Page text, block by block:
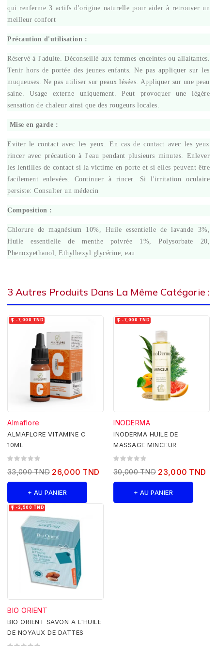
qui renferme 3 actifs d'origine naturelle pour aider à retrouver un
meilleur confort
Précaution d'utilisation :
Réservé à l'adulte. Déconseillé aux femmes enceintes ou allaitantes.
Tenir hors de portée des jeunes enfants. Ne pas appliquer sur les
muqueuses. Ne pas utiliser sur peaux lésées. Appliquer sur une peau
saine. Usage externe uniquement. Peut provoquer une légère
sensation de chaleur ainsi que des rougeurs locales.
Mise en garde :
Eviter le contact avec les yeux. En cas de contact avec les yeux
rincer avec précaution à l'eau pendant plusieurs minutes. Enlever
les lentilles de contact si la victime en porte et si elles peuvent être
facilement enlevées. Continuer à rincer. Si l'irritation oculaire
persiste: Consulter un médecin
Composition :
Chlorure de magnésium 10%, Huile essentielle de lavande 3%,
Huile essentielle de menthe poivrée 1%, Polysorbate 20,
Phenoxyethanol, Ethylhexyl glycérine, eau
3 Autres Produits Dans La Même Catégorie :
 -7,000 TND
Almaflore
ALMAFLORE VITAMINE C
10ML
33,000 TND 26,000 TND
+ AU PANIER
 -7,000 TND
INODERMA
INODERMA HUILE DE
MASSAGE MINCEUR
30,000 TND 23,000 TND
+ AU PANIER
 -2,500 TND
BIO ORIENT
BIO ORIENT SAVON A L'HUILE
DE NOYAUX DE DATTES